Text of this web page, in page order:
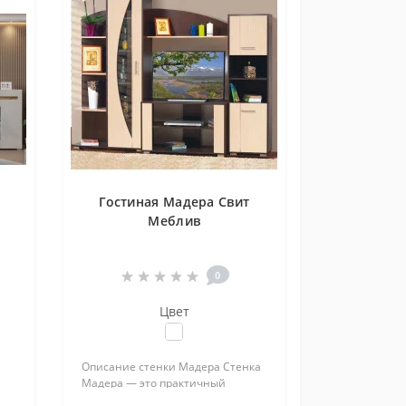
Гостиная Мадера Свит
Меблив
0
Цвет
Описание стенки Мадера Стенка
Мадера — это практичный